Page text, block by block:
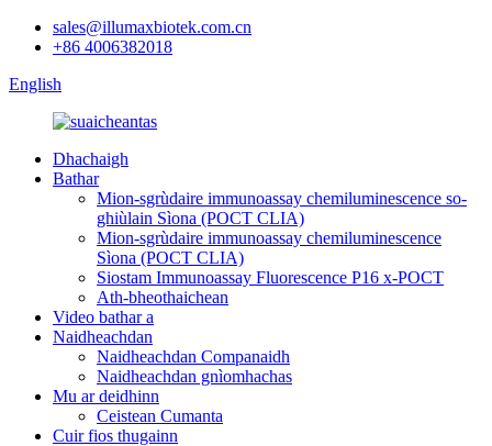
sales@illumaxbiotek.com.cn
+86 4006382018
English
Dhachaigh
Bathar
Mion-sgrùdaire immunoassay chemiluminescence so-
ghiùlain Sìona (POCT CLIA)
Mion-sgrùdaire immunoassay chemiluminescence
Sìona (POCT CLIA)
Siostam Immunoassay Fluorescence P16 x-POCT
Ath-bheothaichean
Video bathar a
Naidheachdan
Naidheachdan Companaidh
Naidheachdan gnìomhachas
Mu ar deidhinn
Ceistean Cumanta
Cuir fios thugainn